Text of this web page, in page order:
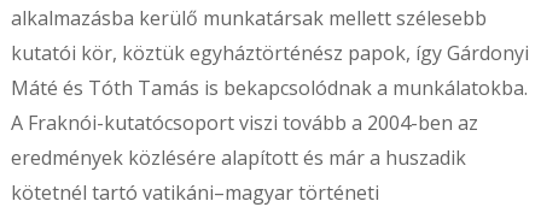
alkalmazásba kerülő munkatársak mellett szélesebb
kutatói kör, köztük egyháztörténész papok, így Gárdonyi
Máté és Tóth Tamás is bekapcsolódnak a munkálatokba.
A Fraknói-kutatócsoport viszi tovább a 2004-ben az
eredmények közlésére alapított és már a huszadik
kötetnél tartó vatikáni–magyar történeti